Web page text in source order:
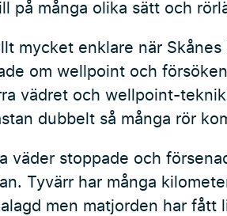
på många olika sätt och
mycket enklare när
om wellpoint och
vädret och wellpoint-
dubbelt så många rör
väder stoppade och
Tyvärr har många
men matjorden har